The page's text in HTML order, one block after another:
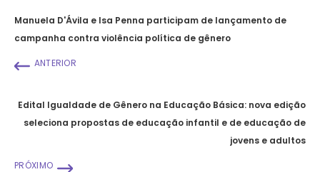
Manuela D'Ávila e Isa Penna participam de lançamento de
campanha contra violência política de gênero
ANTERIOR
Edital Igualdade de Gênero na Educação Básica: nova edição
seleciona propostas de educação infantil e de educação de
jovens e adultos
PRÓXIMO